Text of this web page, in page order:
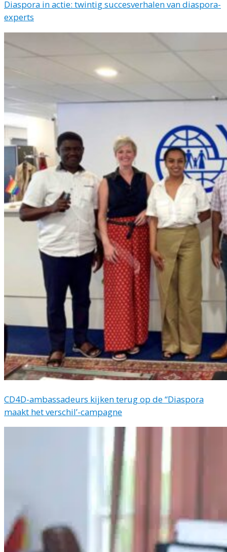
Diaspora in actie: twintig succesverhalen van diaspora-
experts
CD4D-ambassadeurs kijken terug op de “Diaspora
maakt het verschil’-campagne